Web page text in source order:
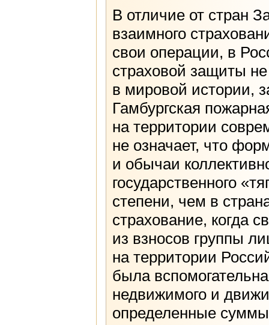
В отличие от стран
взаимного
свои операции, в
страховой защиты
в мировой истории,
Гамбургская
на территории
не означает, что
и обычаи
государственного
степени, чем в
страхование, когда
из взносов группы
на территории
была
недвижимого и
определенные